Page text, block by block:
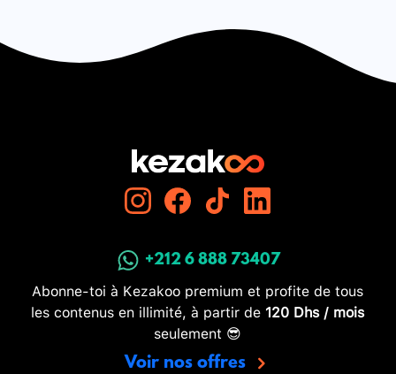
+212 6 888 73407
Abonne-toi à Kezakoo premium et profite de tous
les contenus en illimité, à partir de 120 Dhs / mois
seulement 😎
Voir nos offres